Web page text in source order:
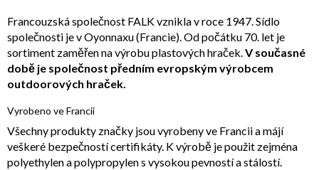
Francouzská společnost FALK vznikla v roce 1947. Sídlo
společnosti je v Oyonnaxu (Francie). Od počátku 70. let je
sortiment zaměřen na výrobu plastových hraček.V současné
době je společnost předním evropským výrobcem
outdoorových hraček.
Vyrobeno ve Francii
Všechny produkty značky jsou vyrobeny ve Francii a májí
veškeré bezpečností certifikáty. K výrobě je použit zejména
polyethylen a polypropylen s vysokou pevností a stálostí.